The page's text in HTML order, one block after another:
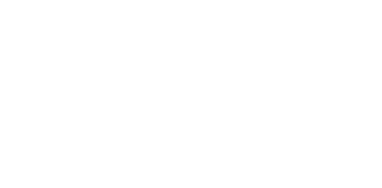
und die Leute haben es gern, wenn Besucher etwas von ihrer